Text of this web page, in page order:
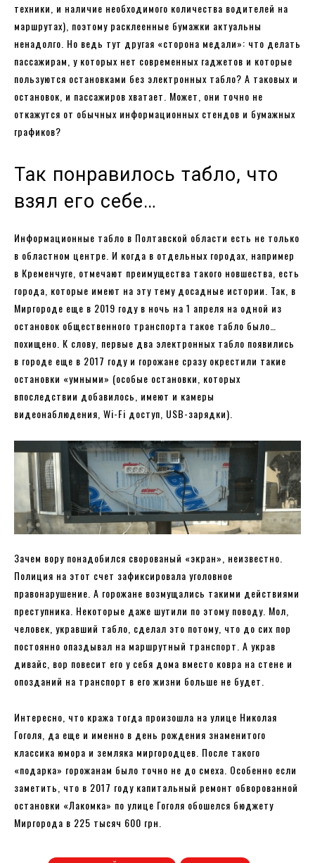
техники, и наличие необходимого количества водителей на
маршрутах), поэтому расклеенные бумажки актуальны
ненадолго. Но ведь тут другая «сторона медали»: что делать
пассажирам, у которых нет современных гаджетов и которые
пользуются остановками без электронных табло? А таковых и
остановок, и пассажиров хватает. Может, они точно не
откажутся от обычных информационных стендов и бумажных
графиков?
Так понравилось табло, что
взял его себе…
Информационные табло в Полтавской области есть не только
в областном центре. И когда в отдельных городах, например
в Кременчуге, отмечают преимущества такого новшества, есть
города, которые имеют на эту тему досадные истории. Так, в
Миргороде еще в 2019 году в ночь на 1 апреля на одной из
остановок общественного транспорта такое табло было…
похищено. К слову, первые два электронных табло появились
в городе еще в 2017 году и горожане сразу окрестили такие
остановки «умными» (особые остановки, которых
впоследствии добавилось, имеют и камеры
видеонаблюдения, Wi-Fi доступ, USB-зарядки).
Зачем вору понадобился сворованый «экран», неизвестно.
Полиция на этот счет зафиксировала уголовное
правонарушение. А горожане возмущались такими действиями
преступника. Некоторые даже шутили по этому поводу. Мол,
человек, укравший табло, сделал это потому, что до сих пор
постоянно опаздывал на маршрутный транспорт. А украв
дивайс, вор повесит его у себя дома вместо ковра на стене и
опозданий на транспорт в его жизни больше не будет.
Интересно, что кража тогда произошла на улице Николая
Гоголя, да еще и именно в день рождения знаменитого
классика юмора и земляка миргородцев. После такого
«подарка» горожанам было точно не до смеха. Особенно если
заметить, что в 2017 году капитальный ремонт обворованной
остановки «Лакомка» по улице Гоголя обошелся бюджету
Миргорода в 225 тысяч 600 грн.